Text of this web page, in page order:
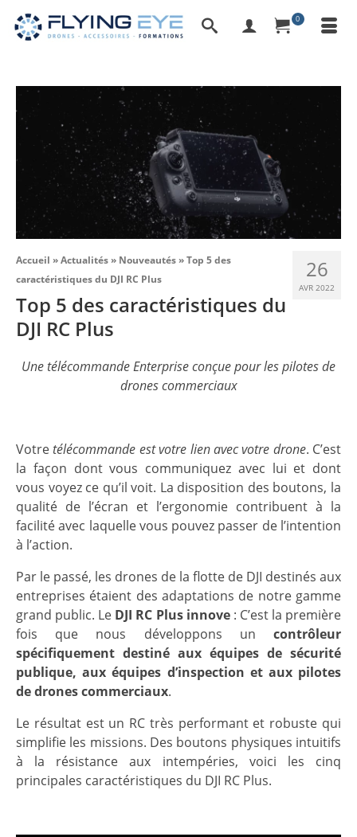
0
26
AVR 2022
Accueil »Actualités» Nouveautés»Top 5 des
caractéristiques du DJI RC Plus
Top 5 des caractéristiques du
DJI RC Plus
Une télécommande Enterprise conçue pour les pilotes de
drones commerciaux
Votretélécommande est votre lien avec votre drone. C’est
la façon dont vous communiquez avec lui et dont
vous voyez ce qu’il voit. La disposition des boutons, la
qualité de l’écran et l’ergonomie contribuent à la
facilité avec laquelle vous pouvez passer de l’intention
à l’action.
Par le passé, les drones de la flotte de DJI destinés aux
entreprises étaient des adaptations de notre gamme
grand public. Le DJI RC Plus innove: C’est la première
fois que nous développons un contrôleur
spécifiquement destiné aux équipes de sécurité
publique, aux équipes d’inspection et aux pilotes
de drones commerciaux.
Le résultat est un RC très performant et robuste qui
simplifie les missions. Des boutons physiques intuitifs
à la résistance aux intempéries, voici les cinq
principales caractéristiques du DJI RC Plus.